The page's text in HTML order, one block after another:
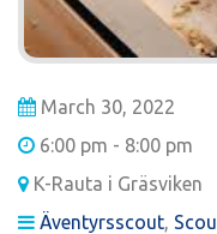
March 30, 2022
6:00 pm - 8:00 pm
K-Rauta i Gräsviken
Äventyrsscout,